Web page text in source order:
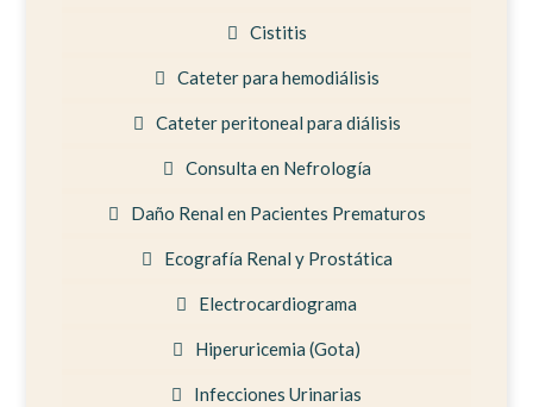
Cistitis
Cateter para hemodiálisis
Cateter peritoneal para diálisis
Consulta en Nefrología
Daño Renal en Pacientes Prematuros
Ecografía Renal y Prostática
Electrocardiograma
Hiperuricemia (Gota)
Infecciones Urinarias